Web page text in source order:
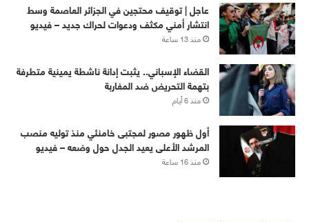
عاجل | توقيف محتجين في الجزائر العاصمة وسط
انتشار أمني مكثف ودعوات لحراك جديد – فيديو
منذ 13 ساعة
القضاء الإسباني.. يثبت إدانة ناشطة يمينية متطرفة
بتهمة التحريض ضد المغاربة
منذ 6 أيام
أول ظهور مصور لمجتبى خامنئي منذ توليه منصب
المرشد الأعلى يعيد الجدل حول وضعه – فيديو
منذ 16 ساعة